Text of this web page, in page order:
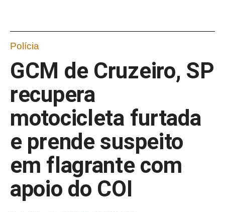
Polícia
GCM de Cruzeiro, SP
recupera
motocicleta furtada
e prende suspeito
em flagrante com
apoio do COI